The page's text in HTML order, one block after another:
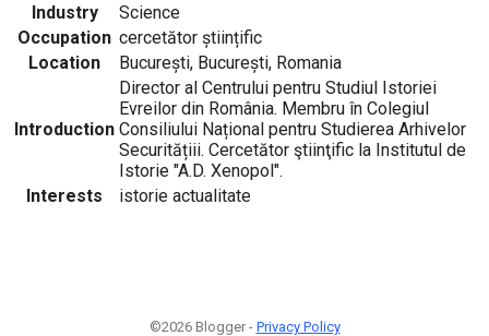
Industry
Science
Occupation cercetător științific
Location
București, București, Romania
Introduction
Director al Centrului pentru Studiul Istoriei
Evreilor din România. Membru în Colegiul
Consiliului Național pentru Studierea Arhivelor
Securitățiii. Cercetător ştiinţific la Institutul de
Istorie "A.D. Xenopol".
Interests
istorie actualitate
©2026 Blogger - Privacy Policy